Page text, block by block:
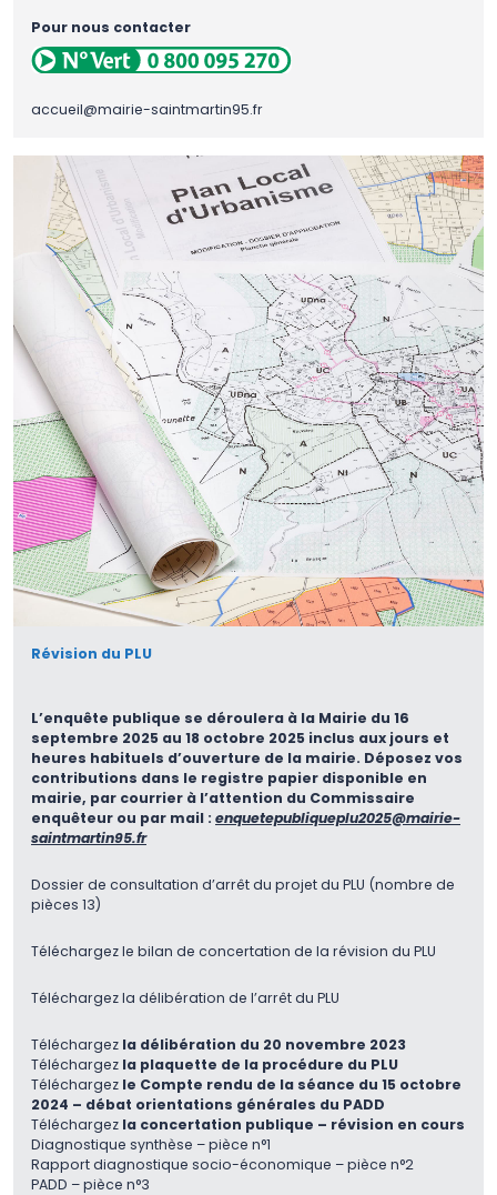
Pour nous contacter
accueil@mairie-saintmartin95.fr
Révision du PLU
L’enquête publique se déroulera à la Mairie du 16
septembre 2025 au 18 octobre 2025 inclus aux jours et
heures habituels d’ouverture de la mairie. Déposez vos
contributions dans le registre papier disponible en
mairie, par courrier à l’attention du Commissaire
enquêteur ou par mail : enquetepubliqueplu2025@mairie-
saintmartin95.fr
Dossier de consultation d’arrêt du projet du PLU (nombre de
pièces 13)
Téléchargez le bilan de concertation de la révision du PLU
Téléchargez la délibération de l’arrêt du PLU
Téléchargez la délibération du 20 novembre 2023
Téléchargez la plaquette de la procédure du PLU
Téléchargez le Compte rendu de la séance du 15 octobre
2024 – débat orientations générales du PADD
Téléchargez la concertation publique – révision en cours
Diagnostique synthèse – pièce n°1
Rapport diagnostique socio-économique – pièce n°2
PADD – pièce n°3